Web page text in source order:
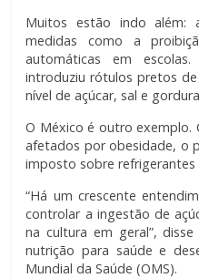
Muitos estão indo além:
medidas como a
automáticas em
introduziu rótulos pretos
nível de açúcar, sal e
O México é outro exemplo.
afetados por obesidade, o
imposto sobre refrigerantes
“Há um crescente
controlar a ingestão de
na cultura em geral”,
nutrição para saúde e
Mundial da Saúde (OMS).